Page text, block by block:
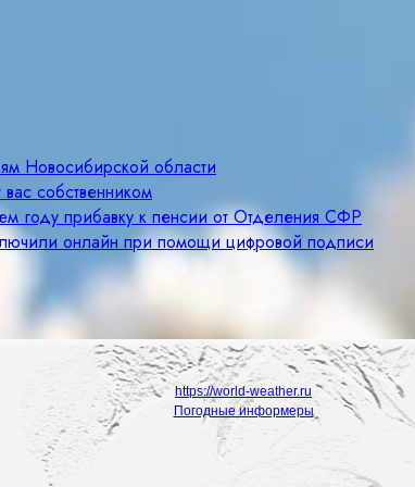
Новосибирской области
собственником
году прибавку к пенсии от Отделения СФР
онлайн при помощи цифровой подписи
https://world-weather.ru
Погодные информеры